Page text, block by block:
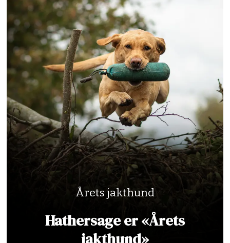
Årets jakthund
Hathersage er «Årets
jakthund»